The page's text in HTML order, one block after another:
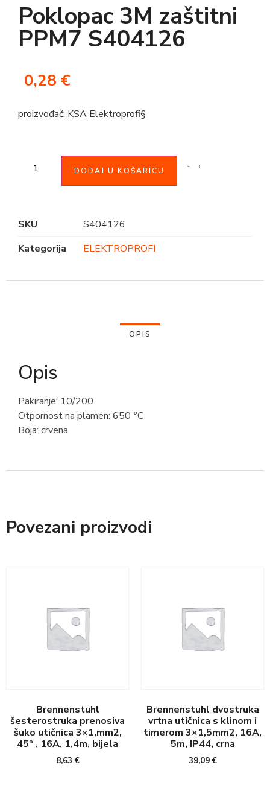
Poklopac 3M zaštitni
PPM7 S404126
0,28 €
proizvođač: KSA Elektroprofi§
- +
DODAJ U KOŠARICU
SKU
S404126
Kategorija
ELEKTROPROFI
OPIS
Opis
Pakiranje: 10/200
Otpornost na plamen: 650 °C
Boja: crvena
Povezani proizvodi
Brennenstuhl
šesterostruka prenosiva
šuko utičnica 3×1,mm2,
45º , 16A, 1,4m, bijela
8,63€
Brennenstuhl dvostruka
vrtna utičnica s klinom i
timerom 3×1,5mm2, 16A,
5m, IP44, crna
39,09€